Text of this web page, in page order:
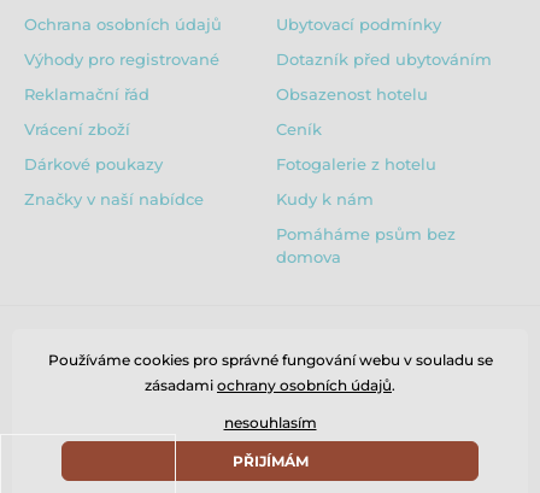
Ochrana osobních údajů
Výhody pro registrované
Reklamační řád
Vrácení zboží
Dárkové poukazy
Značky v naší nabídce
Ubytovací podmínky
Dotazník před ubytováním
Obsazenost hotelu
Ceník
Fotogalerie z hotelu
Kudy k nám
Pomáháme psům bez
domova
© 2026 www.puppydaycare.cz ⦁ E-shop vytvořila
Používáme cookies pro správné fungování webu v souladu se
zásadami ochrany osobních údajů.
nesouhlasím
PŘIJÍMÁM